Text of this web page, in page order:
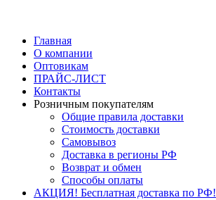
Главная
О компании
Оптовикам
ПРАЙС-ЛИСТ
Контакты
Розничным покупателям
Общие правила доставки
Стоимость доставки
Самовывоз
Доставка в регионы РФ
Возврат и обмен
Способы оплаты
АКЦИЯ! Бесплатная доставка по РФ!